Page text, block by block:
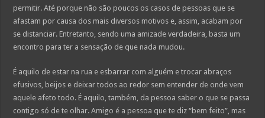
permitir. Até porque não são poucos os casos de pessoas que se
afastam por causa dos mais diversos motivos e, assim, acabam por
se distanciar. Entretanto, sendo uma amizade verdadeira, basta um
encontro para ter a sensação de que nada mudou.
É aquilo de estar na rua e esbarrar com alguém e trocar abraços
efusivos, beijos e deixar todos ao redor sem entender de onde vem
aquele afeto todo. É aquilo, também, da pessoa saber o que se passa
contigo só de te olhar. Amigo é a pessoa que te diz “bem feito”, mas